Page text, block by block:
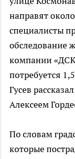
направят
специалисты
обследование
компании
потребуется
Гусев
Алексеем
По словам
которые